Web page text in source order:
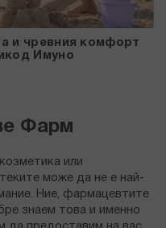
и чревния комфорт
Имуно
Фарм
или
може да не е най-
Ние, фармацевтите
знаем това и именно